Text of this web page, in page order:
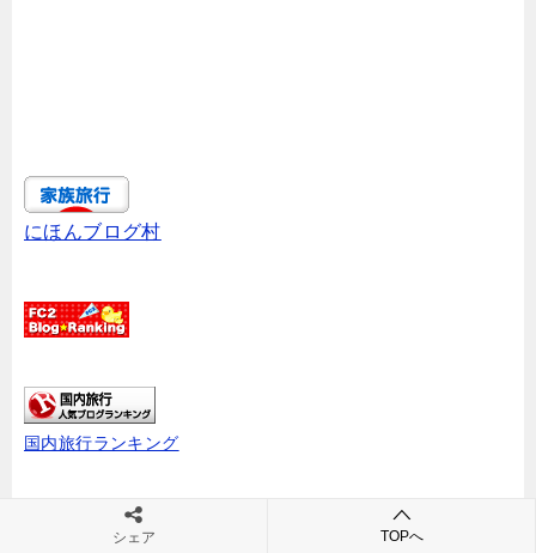
にほんブログ村
国内旅行ランキング
シェア TOPへ